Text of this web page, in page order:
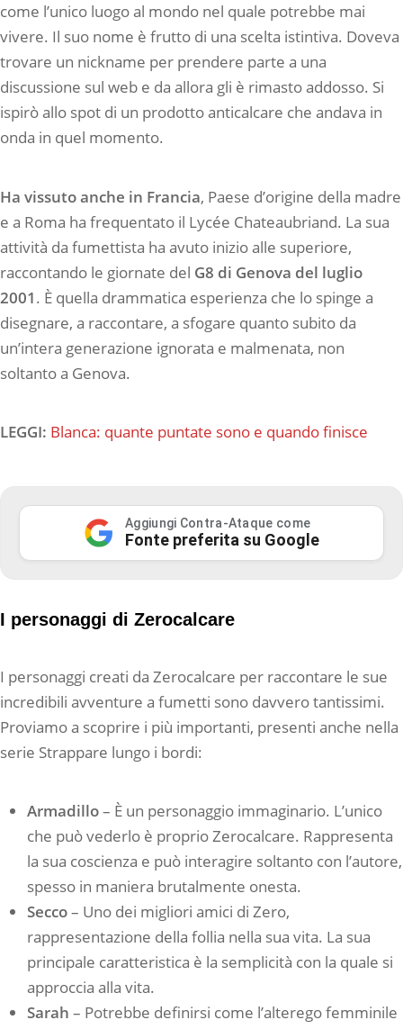
come l’unico luogo al mondo nel quale potrebbe mai
vivere. Il suo nome è frutto di una scelta istintiva. Doveva
trovare un nickname per prendere parte a una
discussione sul web e da allora gli è rimasto addosso. Si
ispirò allo spot di un prodotto anticalcare che andava in
onda in quel momento.
Ha vissuto anche in Francia, Paese d’origine della madre
e a Roma ha frequentato il Lycée Chateaubriand. La sua
attività da fumettista ha avuto inizio alle superiore,
raccontando le giornate del G8 di Genova del luglio
2001. È quella drammatica esperienza che lo spinge a
disegnare, a raccontare, a sfogare quanto subito da
un’intera generazione ignorata e malmenata, non
soltanto a Genova.
LEGGI: Blanca: quante puntate sono e quando finisce
Aggiungi Contra-Ataque come
Fonte preferita su Google
I personaggi di Zerocalcare
I personaggi creati da Zerocalcare per raccontare le sue
incredibili avventure a fumetti sono davvero tantissimi.
Proviamo a scoprire i più importanti, presenti anche nella
serie Strappare lungo i bordi:
Armadillo– È un personaggio immaginario. L’unico
che può vederlo è proprio Zerocalcare. Rappresenta
la sua coscienza e può interagire soltanto con l’autore,
spesso in maniera brutalmente onesta.
Secco– Uno dei migliori amici di Zero,
rappresentazione della follia nella sua vita. La sua
principale caratteristica è la semplicità con la quale si
approccia alla vita.
Sarah – Potrebbe definirsi come l’alterego femminile